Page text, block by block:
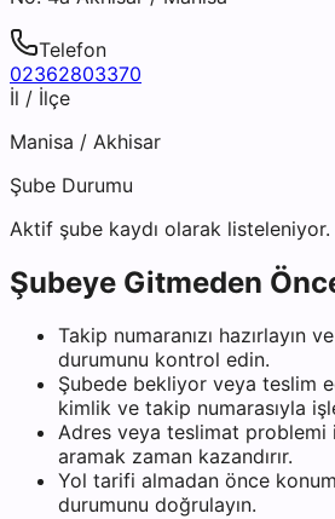
Telefon
02362803370
İl / İlçe
Manisa / Akhisar
Şube Durumu
Aktif şube kaydı olarak listeleniyor.
Şubeye Gitmeden
Takip numaranızı hazırlayın
durumunu kontrol edin.
Şubede bekliyor veya teslim
kimlik ve takip numarasıyla
Adres veya teslimat problemi
aramak zaman kazandırır.
Yol tarifi almadan önce
durumunu doğrulayın.